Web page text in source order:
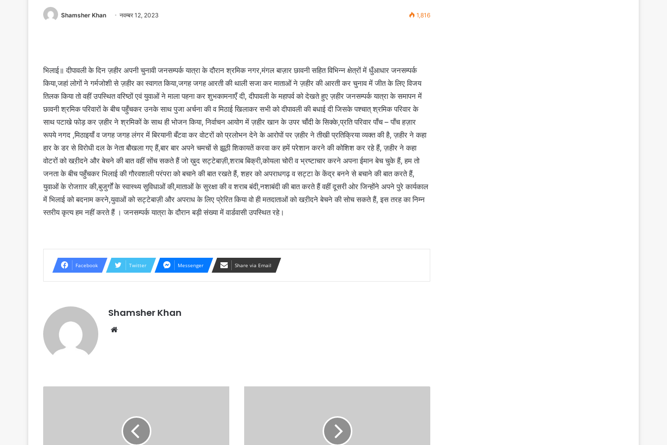
Shamsher Khan नवम्बर 12, 2023 1,816
भिलाई॥ दीपावली के दिन ज़हीर अपनी चुनावी जनसम्पर्क यात्रा के दौरान श्रमिक नगर,मंगल बाज़ार छावनी सहित विभिन्न क्षेत्रों में धुँआधार जनसम्पर्क
किया,जहां लोगों ने गर्मजोशी से ज़हीर का स्वागत किया,जगह जगह आरती की थाली सजा कर माताओं ने ज़हीर की आरती कर चुनाव में जीत के लिए विजय
तिलक किया तो वहीं उपस्थित वरिष्ठों एवं युवाओं ने माला पहना कर शुभकामनाएँ दी, दीपावली के महापर्व को देखते हुए ज़हीर जनसम्पर्क यात्रा के समापन में
छावनी श्रमिक परिवारों के बीच पहुँचकर उनके साथ पुजा अर्चना की व मिठाई खिलाकर सभी को दीपावली की बधाई दी जिसके पश्चात् श्रमिक परिवार के
साथ पटाखे फोड़ कर ज़हीर ने श्रमिकों के साथ ही भोजन किया, निर्वाचन आयोग में ज़हीर खान के उपर चाँदी के सिक्के,प्रति परिवार पाँच – पाँच हज़ार
रूपये नगद ,मिठाइयाँ व जगह जगह लंगर में बिरयानी बँटवा कर वोटरों को प्रलोभन देने के आरोपों पर ज़हीर ने तीखी प्रतिक्रिया व्यक्त की है, ज़हीर ने कहा
हार के डर से विरोधी दल के नेता बौखला गए हैं,बार बार अपने चमचों से झूठी शिकायतें करवा कर हमें परेशान करने की कोशिश कर रहे हैं, ज़हीर ने कहा
वोटरों को खऱीदने और बेचने की बात वहीं सोंच सकते हैं जो ख़ुद सट्टेबाज़ी,शराब बिक्री,कोयला चोरी व भ्रष्टाचार करने अपना ईमान बेच चुके हैं, हम तो
जनता के बीच पहुँचकर भिलाई की गौरवशाली परंपरा को बचाने की बात रखते हैं, शहर को अपराधगढ़ व सट्टा के केंद्र बनने से बचाने की बात करते हैं,
युवाओं के रोजग़ार की,बुजुर्गों के स्वास्थ्य सुविधाओं की,माताओं के सुरक्षा की व शराब बंदी,नशाबंदी की बात करते हैं वहीं दूसरी ओर जिन्होंने अपने पुरे कार्यकाल
में भिलाई को बदनाम करने,युवाओं को सट्टेबाज़ी और अपराध के लिए प्रेरित किया वो ही मतदाताओं को खऱीदने बेचने की सोच सकते हैं, इस तरह का निम्न
स्तरीय कृत्य हम नहीं करते हैं । जनसम्पर्क यात्रा के दौरान बड़ी संख्या में वार्डवासी उपस्थित रहे।
Facebook Twitter Messenger Share via Email
Shamsher Khan